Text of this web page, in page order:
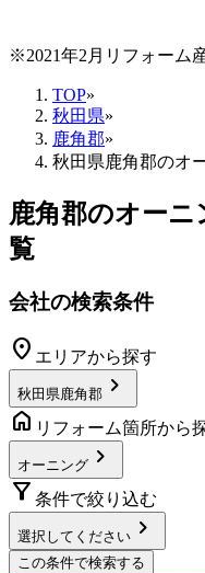
※2021年2月リフォーム
TOP»
秋田県»
鹿角郡»
秋田県鹿角郡のオ
鹿角郡のオーニ
覧
会社の検索条件
location_on エリアから探す
秋田県鹿角郡 chevron_right
home リフォーム箇所から
オーニング chevron_right
filter_alt 条件で絞り込む
選択してください chevron_right
この条件で検索する